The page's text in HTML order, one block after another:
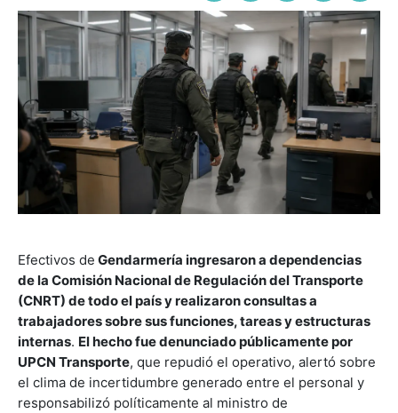
Efectivos de Gendarmería ingresaron a dependencias
de la Comisión Nacional de Regulación del Transporte
(CNRT) de todo el país y realizaron consultas a
trabajadores sobre sus funciones, tareas y estructuras
internas. El hecho fue denunciado públicamente por
UPCN Transporte, que repudió el operativo, alertó sobre
el clima de incertidumbre generado entre el personal y
responsabilizó políticamente al ministro de